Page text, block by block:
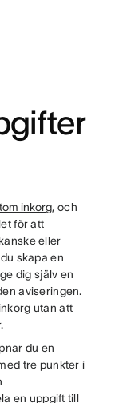
inkorg, och
för att
eller
skapa en
dig själv en
aviseringen.
utan att
du en
tre punkter i
en uppgift till